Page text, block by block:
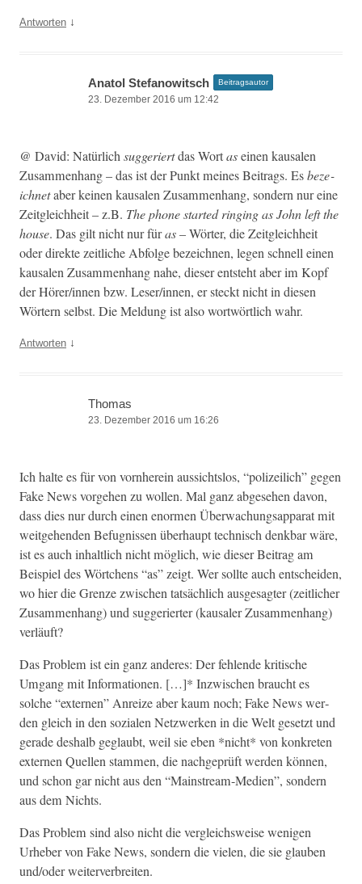
Antworten ↓
Anatol Stefanowitsch Beitragsautor
23. Dezember 2016 um 12:42
@ David: Natür­lichsug­geriertdas Wortaseinen kausalen
Zusam­men­hang – das ist der Punkt meines Beitrags. Esbeze­
ich­netaber keinen kausalen Zusam­men­hang, son­dern nur eine
Zeit­gle­ich­heit – z.B. The phone start­ed ring­ing as John left the
house. Das gilt nicht nur füras– Wörter, die Zeit­gle­ich­heit
oder direk­te zeitliche Abfolge beze­ich­nen, leg­en schnell einen
kausalen Zusam­men­hang nahe, dieser entste­ht aber im Kopf
der Hörer/innen bzw. Leser/innen, er steckt nicht in diesen
Wörtern selb­st. Die Mel­dung ist also wortwörtlich wahr.
Antworten ↓
Thomas
23. Dezember 2016 um 16:26
Ich halte es für von vorn­here­in aus­sicht­s­los, “polizeilich” gegen
Fake News vorge­hen zu wollen. Mal ganz abge­se­hen davon,
dass dies nur durch einen enor­men Überwachungsap­pa­rat mit
weit­ge­hen­den Befug­nis­sen über­haupt tech­nisch denkbar wäre,
ist es auch inhaltlich nicht möglich, wie dieser Beitrag am
Beispiel des Wörtchens “as” zeigt. Wer sollte auch entschei­den,
wo hier die Gren­ze zwis­chen tat­säch­lich aus­ge­sagter (zeitlich­er
Zusam­men­hang) und sug­geriert­er (kausaler Zusam­men­hang)
verläuft?
Das Prob­lem ist ein ganz anderes: Der fehlende kri­tis­che
Umgang mit Infor­ma­tio­nen. […]* Inzwis­chen braucht es
solche “exter­nen” Anreize aber kaum noch; Fake News wer­
den gle­ich in den sozialen Net­zw­erken in die Welt geset­zt und
ger­ade deshalb geglaubt, weil sie eben *nicht* von konkreten
exter­nen Quellen stam­men, die nachgeprüft wer­den kön­nen,
und schon gar nicht aus den “Main­stream-Medi­en”, son­dern
aus dem Nichts.
Das Prob­lem sind also nicht die ver­gle­ich­sweise weni­gen
Urhe­ber von Fake News, son­dern die vie­len, die sie glauben
und/oder weiterverbreiten.